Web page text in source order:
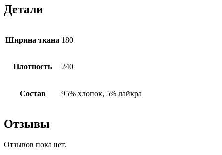
Детали
Ширина ткани 180
Плотность 240
Состав 95% хлопок, 5% лайкра
Отзывы
Отзывов пока нет.